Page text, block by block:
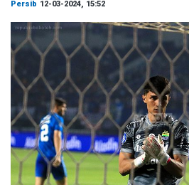
Persib 12-03-2024, 15:52